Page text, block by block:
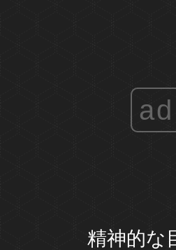
ad
精神的な